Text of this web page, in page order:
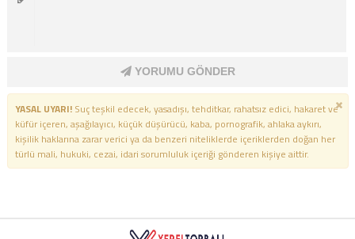
YORUMU GÖNDER
YASAL UYARI!Suç teşkil edecek, yasadışı, tehditkar, rahatsız edici, hakaret ve
küfür içeren, aşağılayıcı, küçük düşürücü, kaba, pornografik, ahlaka aykırı,
kişilik haklarına zarar verici ya da benzeri niteliklerde içeriklerden doğan her
türlü mali, hukuki, cezai, idari sorumluluk içeriği gönderen kişiye aittir.